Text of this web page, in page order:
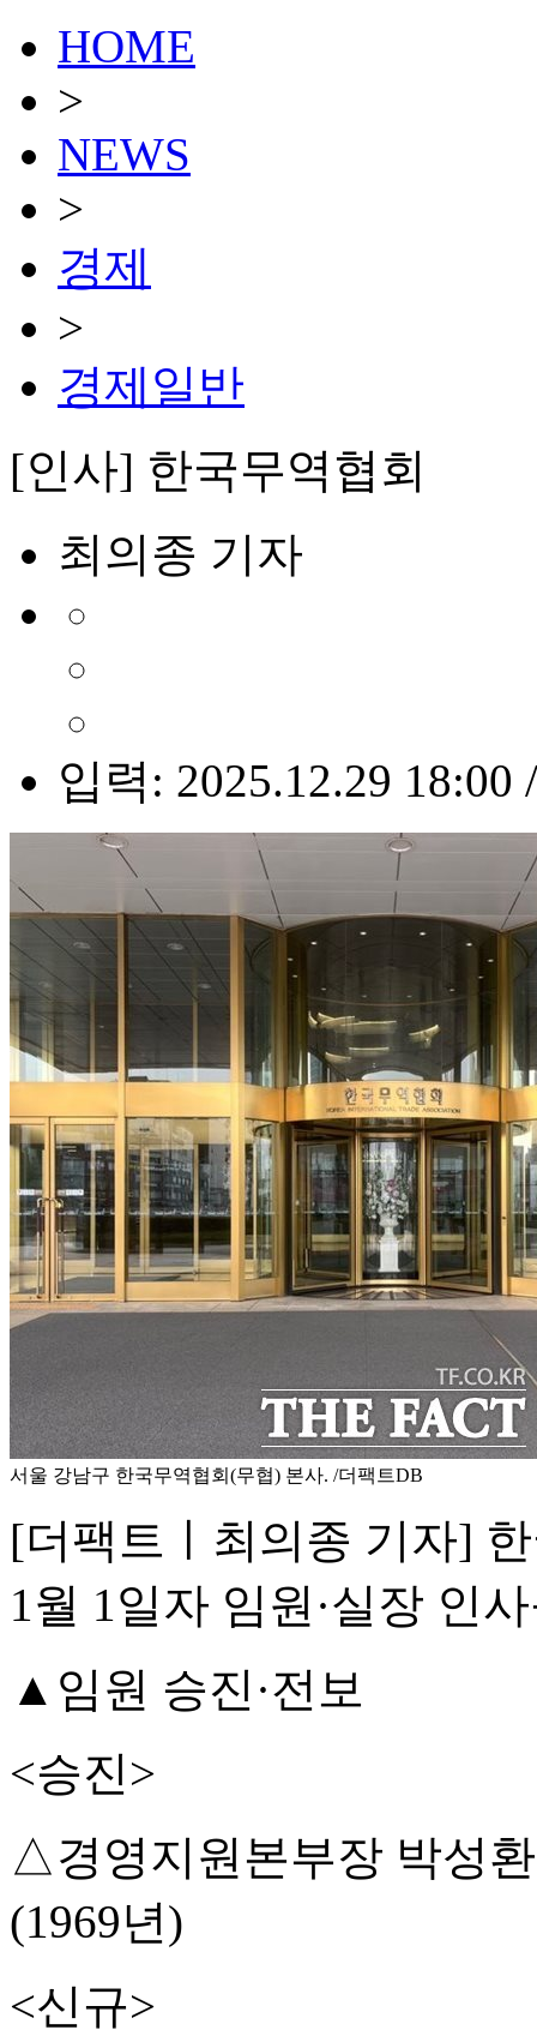
HOME
>
NEWS
>
경제
>
경제일반
[인사] 한국무역협회
최의종 기자
입력: 2025.12.29 18:00
서울 강남구 한국무역협회(무협) 본사. /더팩트DB
[더팩트ㅣ최의종 기자]
1월 1일자 임원·실장 인
▲임원 승진·전보
<승진>
△경영지원본부장 박성
(1969년)
<신규>